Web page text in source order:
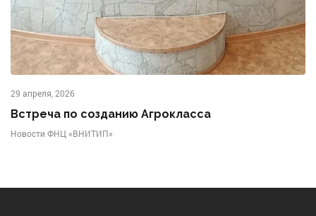
29 апреля, 2026
Встреча по созданию Агрокласса
Новости ФНЦ «ВНИТИП»